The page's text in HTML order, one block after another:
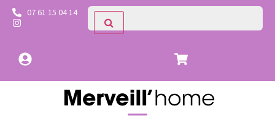
07 61 15 04 14